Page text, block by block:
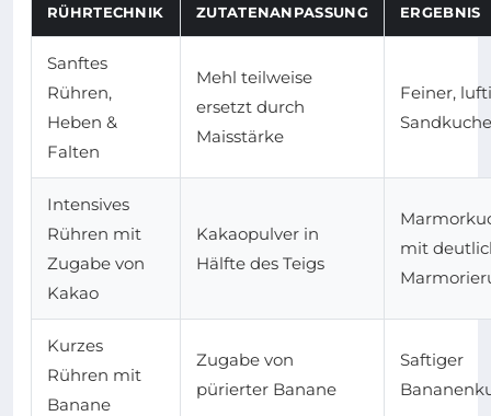
RÜHRTECHNIK ZUTATENANPASSUNG ERGEBNIS
Sanftes
Rühren,
Heben &
Falten
Mehl teilweise
ersetzt durch
Maisstärke
Feiner,
Intensives
Rühren mit
Zugabe von
Kakao
Kakaopulver in
Hälfte des Teigs
mit
Kurzes
Rühren mit
Banane
Zugabe von
pürierter Banane
Saftiger